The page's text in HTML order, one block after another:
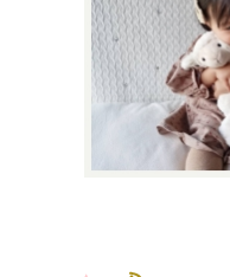
おむつを１
ほか、外出
ので、大変